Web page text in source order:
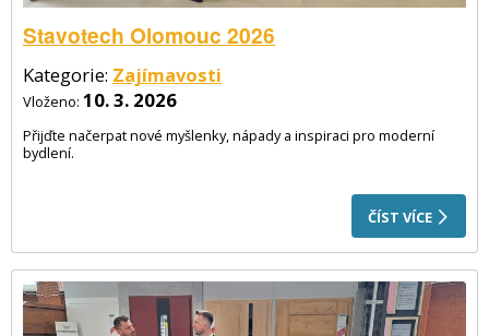
Stavotech Olomouc 2026
Kategorie: Zajímavosti
Vloženo: 10. 3. 2026
Přijďte načerpat nové myšlenky, nápady a inspiraci pro moderní
bydlení.
ČÍST VÍCE